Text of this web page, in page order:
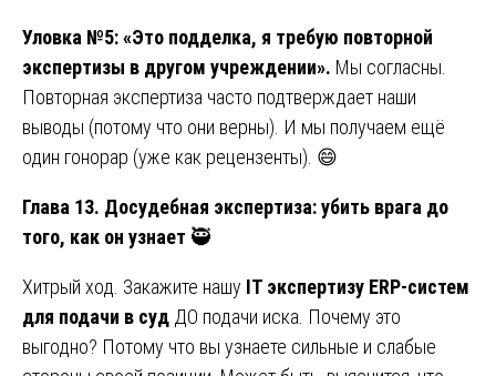
Уловка №5: «Это подделка, я требую повторной
экспертизы в другом учреждении». Мы согласны.
Повторная экспертиза часто подтверждает наши
выводы (потому что они верны). И мы получаем ещё
один гонорар (уже как рецензенты). 😄
Глава 13. Досудебная экспертиза: убить врага до
того, как он узнает 🥷
Хитрый ход. Закажите нашу IT экспертизу ERP-систем
для подачи в суд ДО подачи иска. Почему это
выгодно? Потому что вы узнаете сильные и слабые